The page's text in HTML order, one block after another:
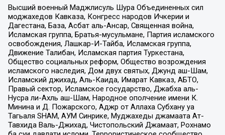
Высший военный Маджлисуль Шура Объединенных сил
моджахедов Кавказа, Конгресс народов Ичкерии и
Дагестана, База, Асбат аль-Ансар, Священная война,
Исламская группа, Братья-мусульмане, Партия исламского
освобождения, Лашкар-И-Тайба, Исламская группа,
Движение Талибан, Исламская партия Туркестана,
Общество социальных реформ, Общество возрождения
исламского наследия, Дом двух святых, Джунд аш-Шам,
Исламский джихад, Аль-Каида, Имарат Кавказ, АБТО,
Правый сектор, Исламское государство, Джабха аль-
Нусра ли-Ахль аш-Шам, Народное ополчение имени К.
Минина и Д. Пожарского, Аджр от Аллаха Субхану уа
Тагьаля SHAM, АУМ Синрике, Муджахеды джамаата Ат-
Тавхида Валь-Джихад, Чистопольский Джамаат, Рохнамо